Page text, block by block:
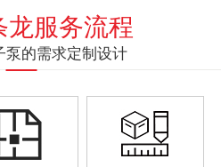
龙服务流程
泵的需求定制设计